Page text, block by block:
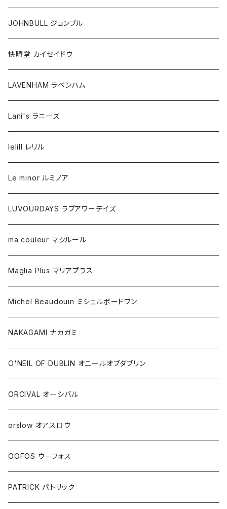
JOHNBULL ジョンブル
快晴堂 カイセイドウ
LAVENHAM ラベンハム
Lani's ラニーズ
lelill レリル
Le minor ルミノア
LUVOURDAYS ラブアワーデイズ
ma couleur マクルール
Maglia Plus マリアプラス
Michel Beaudouin ミシェルボードワン
NAKAGAMI ナカガミ
O'NEIL OF DUBLIN オニールオブダブリン
ORCIVAL オーシバル
orslow オアスロウ
OOFOS ウーフォス
PATRICK パトリック